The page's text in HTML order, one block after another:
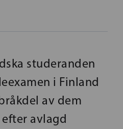
studeranden
i Finland
av dem
avlagd